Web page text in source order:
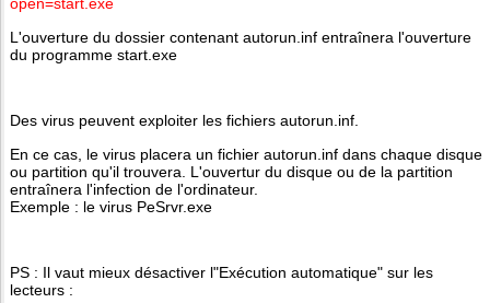
L'ouverture du dossier contenant autorun.inf entraînera l'ouverture
du programme start.exe
Des virus peuvent exploiter les fichiers autorun.inf.
En ce cas, le virus placera un fichier autorun.inf dans chaque disque
ou partition qu'il trouvera. L'ouvertur du disque ou de la partition
entraînera l'infection de l'ordinateur.
Exemple : le virus PeSrvr.exe
PS : Il vaut mieux désactiver l"Exécution automatique" sur les
lecteurs :